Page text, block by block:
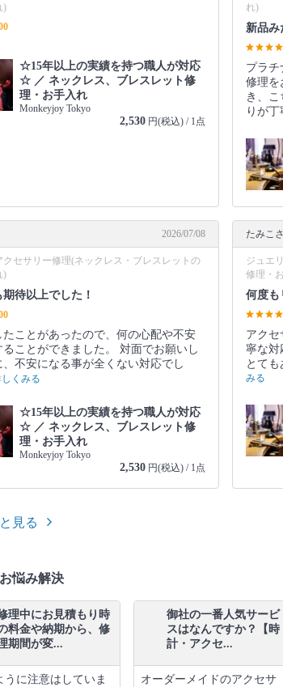
)
☆15年以上の実績を持つ職人が対応
☆ ／ ネックレス、ブレスレット修
理・お手入れ
Monkeyjoy Tokyo
2,530 円(税込) / 1点
れ)
新品み
プラチ
修理を
き、
りが丁
2026/07/08
クセサリー修理(ネックレス・ブレスレットの
)
待以上でした！
ことがあったので、何の心配や不安
ることができました。 対面でお願いし
、不安になる事が全くない対応でし
くみる
☆15年以上の実績を持つ職人が対応
☆ ／ ネックレス、ブレスレット修
理・お手入れ
Monkeyjoy Tokyo
2,530 円(税込) / 1点
たみこ
ジュエ
修理・
何度も
アクセ
寧な対
とて
みる
見る
悩み解決
理中にお見積もり時
料金や納期から、修
期間が変...
うに注意はしていま
御社の一番人気サービ
スはなんですか？【時
計・アクセ...
オーダーメイドのアクセサ